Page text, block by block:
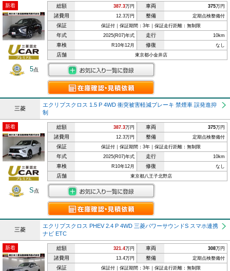
新着
5点
総額 387.3万円 車両 375万円
諸費用 12.3万円 整備 定期点検整備付
保証 保証付｜保証期間：3年｜保証走行距離：無制限
年式 2025(R07)年式 走行 10km
車検 R10年12月 修復 なし
店舗 東京都小金井店
三菱
エクリプスクロス 1.5 P 4WD 衝突被害軽減ブレーキ 禁煙車 誤発進抑
制
新着
S点
総額 387.3万円 車両 375万円
諸費用 12.3万円 整備 定期点検整備付
保証 保証付｜保証期間：3年｜保証走行距離：無制限
年式 2025(R07)年式 走行 10km
車検 R10年12月 修復 なし
店舗 東京都八王子北野店
三菱
エクリプスクロス PHEV 2.4 P 4WD 三菱パワーサウンドS スマホ連携
ナビ ETC
新着 総額 321.4万円 車両 308万円
諸費用 13.4万円 整備 定期点検整備付
保証 保証付｜保証期間：3年｜保証走行距離：無制限